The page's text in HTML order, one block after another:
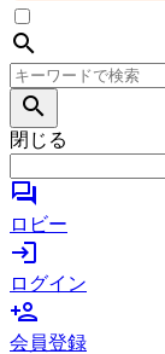
search
search
閉じる
forum
ロビー
login
ログイン
person_add
会員登録